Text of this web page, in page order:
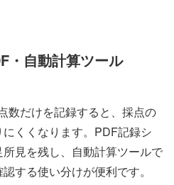
・自動計算ツール
数だけを記録すると、採点の
くくなります。PDF記録シ
見を残し、自動計算ツールで
する使い分けが便利です。